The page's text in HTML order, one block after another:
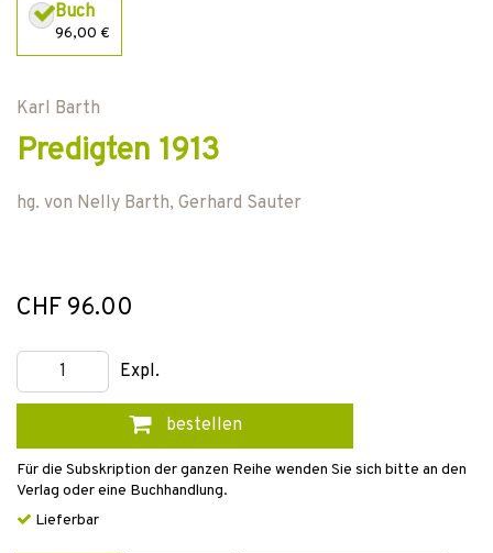
Buch
96,00 €
Karl Barth
Predigten 1913
hg. von Nelly Barth, Gerhard Sauter
CHF 96.00
Expl.
bestellen
Für die Subskription der ganzen Reihe wenden Sie sich bitte an den
Verlag oder eine Buchhandlung.
Lieferbar